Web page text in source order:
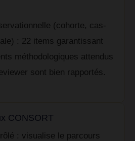
(cohorte, cas-
: 22 items garantissant
méthodologiques attendus
sont bien rapportés.
CONSORT
: visualise le parcours